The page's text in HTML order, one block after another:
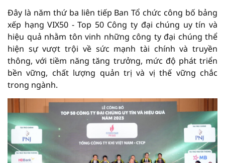
Đây là năm thứ ba liên tiếp Ban Tổ chức công bố bảng
xếp hạng VIX50 - Top 50 Công ty đại chúng uy tín và
hiệu quả nhằm tôn vinh những công ty đại chúng thể
hiện sự vượt trội về sức mạnh tài chính và truyền
thông, với tiềm năng tăng trưởng, mức độ phát triển
bền vững, chất lượng quản trị và vị thế vững chắc
trong ngành.